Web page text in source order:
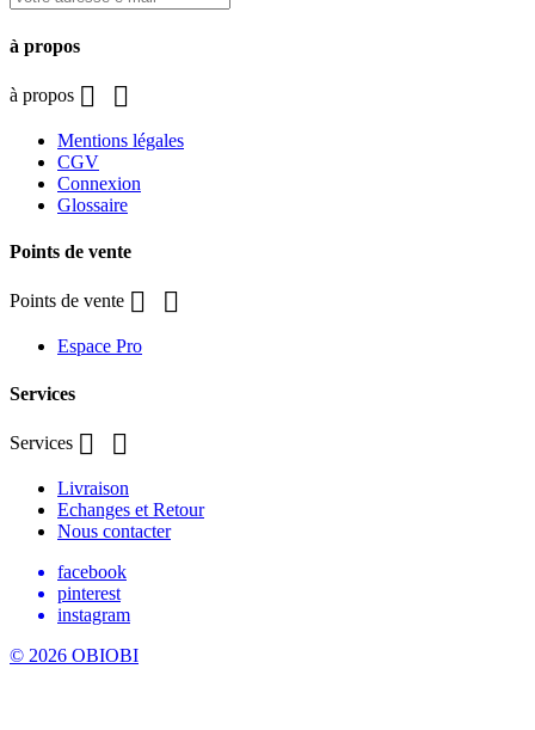
à propos
à propos  
Mentions légales
CGV
Connexion
Glossaire
Points de vente
Points de vente  
Espace Pro
Services
Services  
Livraison
Echanges et Retour
Nous contacter
facebook
pinterest
instagram
© 2026 OBIOBI